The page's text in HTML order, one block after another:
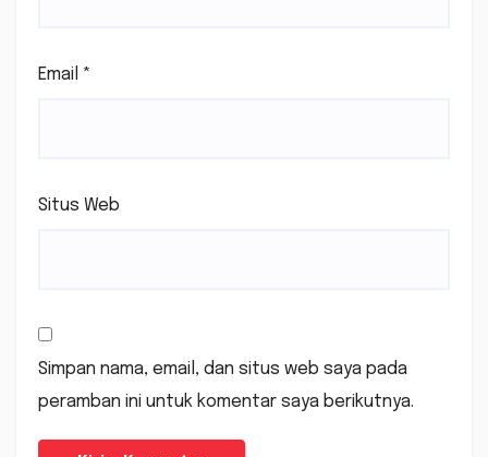
Email *
Situs Web
Simpan nama, email, dan situs web saya pada
peramban ini untuk komentar saya berikutnya.